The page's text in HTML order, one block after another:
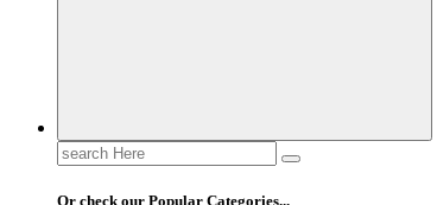
Search
for:
Or check our Popular Categories...